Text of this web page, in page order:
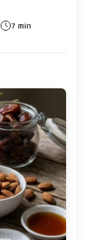
7 min